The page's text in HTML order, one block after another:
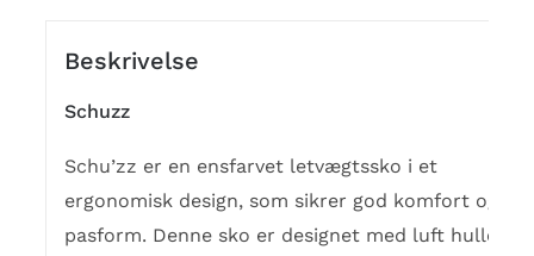
Beskrivelse
Schuzz
Schu’zz er en ensfarvet letvægtssko i et
ergonomisk design, som sikrer god komfort og
pasform. Denne sko er designet med luft huller